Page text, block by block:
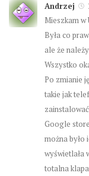
Andrzej
Mieszkam w
Była co
ale że
Wszystko
Po zmianie
takie jak
Google
można było
wyświetlała
totalna